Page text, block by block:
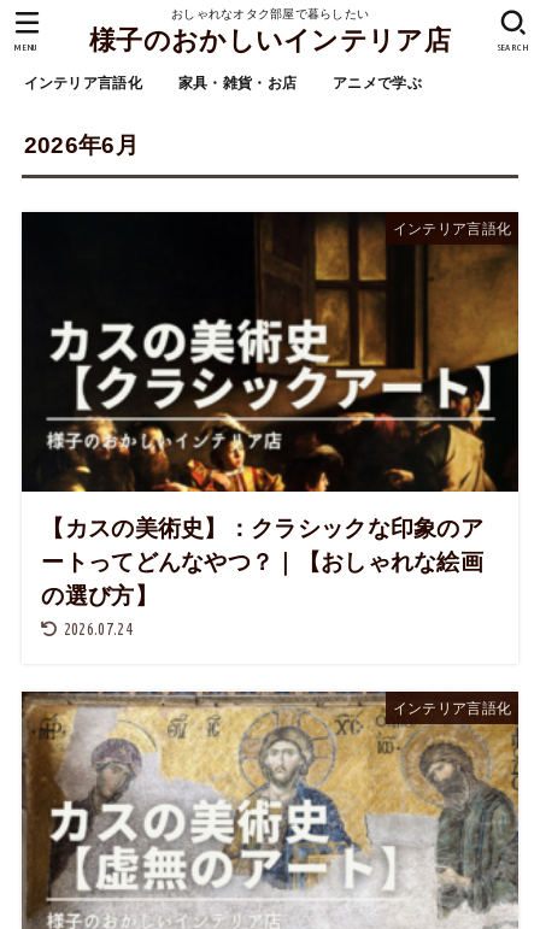
おしゃれなオタク部屋で暮らしたい
様子のおかしいインテリア店
インテリア言語化 家具・雑貨・お店 アニメで学ぶ
SEARCH
MENU
2026年6月
インテリア言語化
【カスの美術史】：クラシックな印象のア
ートってどんなやつ？｜【おしゃれな絵画
の選び方】
2026.07.24
インテリア言語化